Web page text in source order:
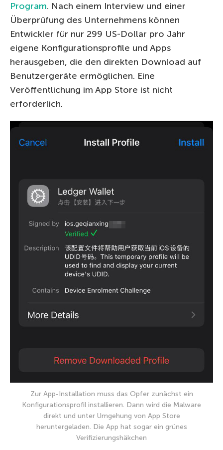
Program. Nach einem Interview und einer
Überprüfung des Unternehmens können
Entwickler für nur 299 US-Dollar pro Jahr
eigene Konfigurationsprofile und Apps
herausgeben, die den direkten Download auf
Benutzergeräte ermöglichen. Eine
Veröffentlichung im App Store ist nicht
erforderlich.
Zur App-Installation muss das Opfer zunächst ein
Konfigurationsprofil installieren. Dann wird die Malware
direkt und unter Umgehung von App Store
heruntergeladen. Die App hat sogar ein grünes
Verifizierungshäkchen